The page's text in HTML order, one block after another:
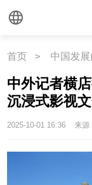
首页 > 中国发展
中外记者横
沉浸式影视
2025-10-01 16:36 来源